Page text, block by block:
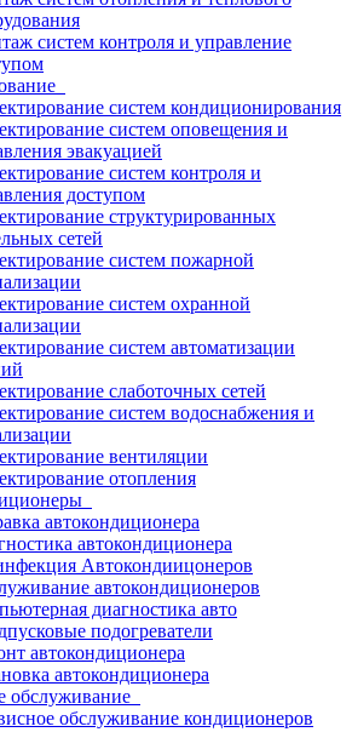
систем контроля и управление
систем кондиционирования
систем оповещения и
эвакуацией
систем контроля и
доступом
структурированных
сетей
систем пожарной
систем охранной
систем автоматизации
слаботочных сетей
систем водоснабжения и
вентиляции
отопления
автокондиционера
автокондиционера
Автокондиицонеров
автокондиционеров
диагностика авто
подогреватели
автокондиционера
автокондиционера
обслуживание
обслуживание кондиционеров